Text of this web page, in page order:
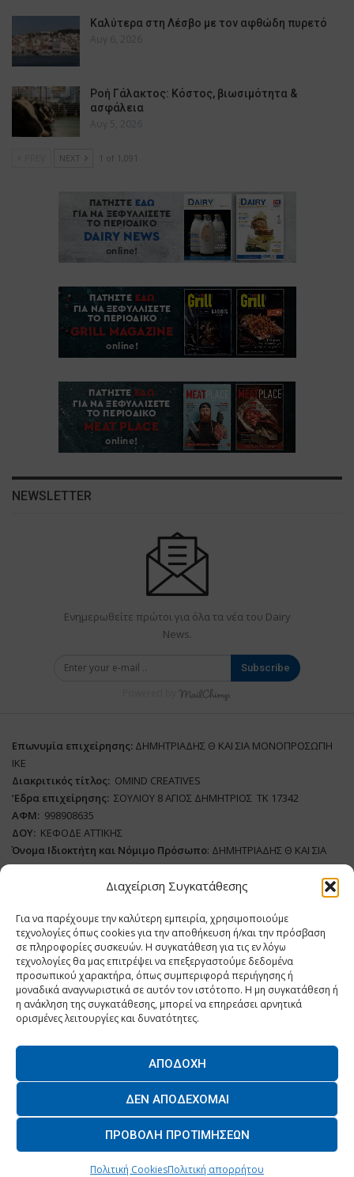
Διαχείριση Συγκατάθεσης
Για να παρέχουμε την καλύτερη εμπειρία, χρησιμοποιούμε
τεχνολογίες όπως cookies για την αποθήκευση ή/και την πρόσβαση
σε πληροφορίες συσκευών. Η συγκατάθεση για τις εν λόγω
τεχνολογίες θα μας επιτρέψει να επεξεργαστούμε δεδομένα
προσωπικού χαρακτήρα, όπως συμπεριφορά περιήγησης ή
μοναδικά αναγνωριστικά σε αυτόν τον ιστότοπο. Η μη συγκατάθεση ή
η ανάκληση της συγκατάθεσης, μπορεί να επηρεάσει αρνητικά
ορισμένες λειτουργίες και δυνατότητες.
ΑΠΟΔΟΧΉ
ΔΕΝ ΑΠΟΔΈΧΟΜΑΙ
ΠΡΟΒΟΛΉ ΠΡΟΤΙΜΉΣΕΩΝ
Πολιτική CookiesΠολιτική απορρήτου
Καλύτερα στη Λέσβο με τον αφθώδη πυρετό
Αυγ 6, 2026
Ροή Γάλακτος: Κόστος, βιωσιμότητα &
ασφάλεια
Αυγ 5, 2026
NEXT 1 of 1,091
NEWSLETTER
Ενημερωθείτε πρώτοι για όλα τα νέα του Dairy
News.
Subscribe
Επωνυμία επιχείρησης: ΔΗΜΗΤΡΙΑΔΗΣ Θ ΚΑΙ ΣΙΑ ΜΟΝΟΠΡΟΣΩΠΗ
ΙΚΕ
Διακριτικός τίτλος: ΟΜΙΝD CREATIVES
‘Eδρα επιχείρησης: ΣΟΥΛΙΟΥ 8 ΑΓΙΟΣ ΔΗΜΗΤΡΙΟΣ ΤΚ 17342
ΑΦΜ: 998908635
ΔΟΥ: ΚΕΦΟΔΕ ΑΤΤΙΚΗΣ
Όνομα Ιδιοκτήτη και Νόμιμο Πρόσωπο: ΔΗΜΗΤΡΙΑΔΗΣ Θ ΚΑΙ ΣΙΑ
ΜΟΝΟΠΡΟΣΩΠΗ ΙΚΕ
Domain:www.dairynews.gr
Δικαιούχος Domain:ΔΗΜΗΤΡΙΑΔΗΣ Θ ΚΑΙ ΣΙΑ ΜΟΝΟΠΡΟΣΩΠΗ ΙΚΕ
Διευθυντής: ΕΥΘΥΜΙΑΤΟΥ ΜΑΡΙΑ
Διαχειριστής:ΕΥΘΥΜΙΑΤΟΥ ΜΑΡΙΑ
Δήλωση Συμμόρφωσης
ΛΕΙΤΟΥΡΓΙΑ
ΕΠΙΧΕΙΡΗΣΕΙΣ
ΕΠΙΚΟΙΝΩΝΙΑ
© 2026 - All Rights Reserved. -Πολιτική Απορρήτου
Powered byBYTE A COOKIE